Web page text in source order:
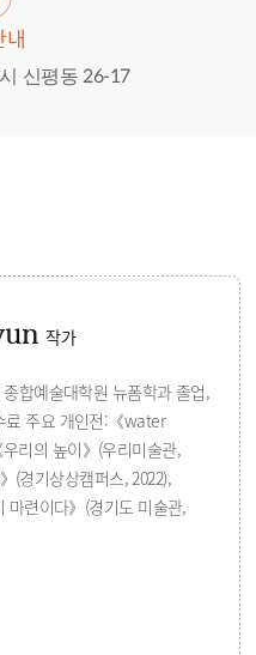
내
신평동 26-17
작가
합예술대학원 뉴폼학과 졸업,
료 주요 개인전:《water
리의 높이》(우리미술관,
(경기상상캠퍼스, 2022),
마련이다》(경기도 미술관,